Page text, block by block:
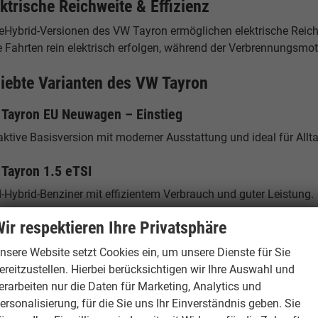
Reichweite & Effizienz
Versionen des VW Tayron ermöglichen elektrische
Fahrten rein elektrisch erfolgen, während der
Varianten des VW Tayron
EU Neuwagen – Einstieg
Basisversion mit moderner Ausstattung und ideal für
1.5 eTSI
Hybrid-Benziner mit effizientem Verbrauch und guter Leistung.
2.0 TDI
Diesel mit hoher Reichweite – ideal für Vielfahrer.
eHybrid
in-Hybrid mit elektrischer Reichweite und niedrigen
respektieren Ihre Privatsphäre
Website setzt Cookies ein, um unsere Dienste für Sie
Hierbei berücksichtigen wir Ihre Auswahl und
nur die Daten für Marketing, Analytics und
für die Sie uns Ihr Einverständnis geben. Sie